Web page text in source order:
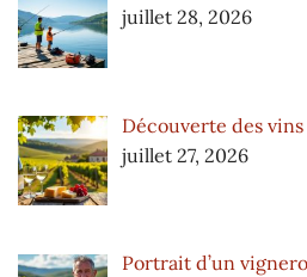
juillet 28, 2026
Découverte des vins
juillet 27, 2026
Portrait d’un